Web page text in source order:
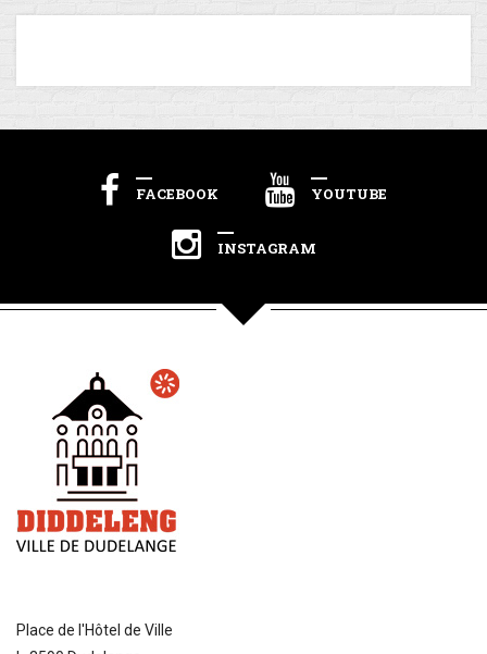
FACEBOOK YOUTUBE
INSTAGRAM
Place de l'Hôtel de Ville